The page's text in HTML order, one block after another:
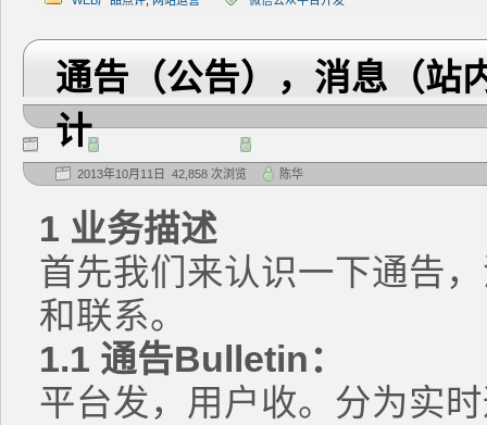
通告（公告），消息（站
计
2013年10月11日 42,858 次浏览 陈华
1 业务描述
首先我们来认识一下通告
和联系。
1.1 通告Bulletin ：
平台发，用户收。分为实